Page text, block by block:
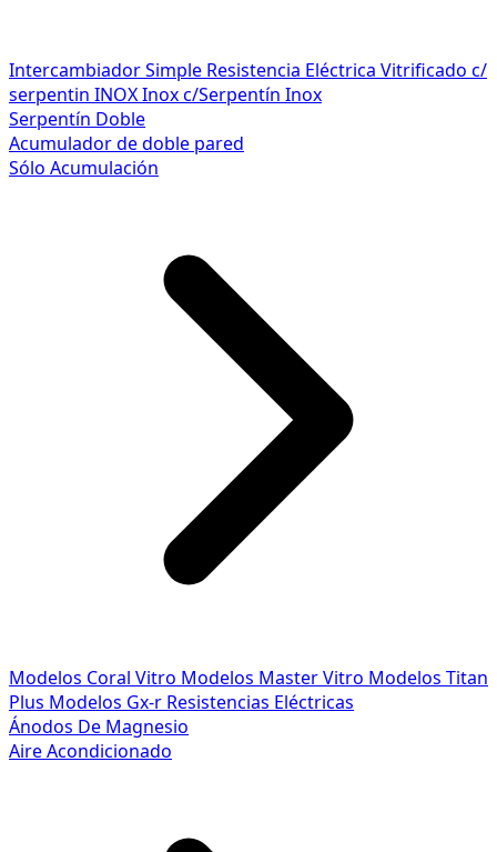
Intercambiador Simple Resistencia Eléctrica Vitrificado c/
serpentin INOXInox c/Serpentín Inox
Serpentín Doble
Acumulador de doble pared
Sólo Acumulación
Modelos Coral Vitro Modelos Master Vitro Modelos Titan
Plus Modelos Gx-r Resistencias Eléctricas
Ánodos De Magnesio
Aire Acondicionado